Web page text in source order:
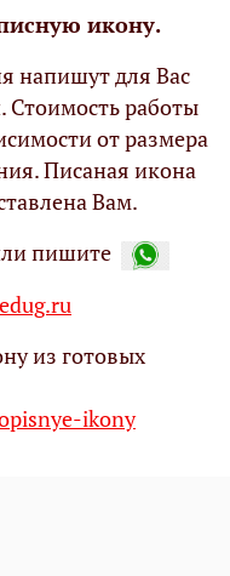
икону.
напишут для Вас
Стоимость работы
от размера
Писаная икона
Вам.
пишите
из готовых
ikony